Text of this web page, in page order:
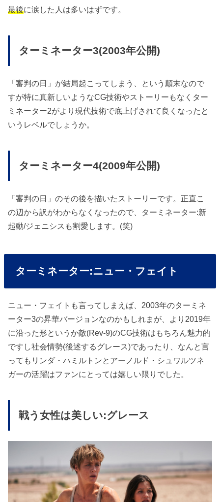
最後に涙した人は多いはずです。
ターミネーター3(2003年公開)
「審判の日」が結局起こってしまう、という顛末なので
すが特に真新しいようなCG技術やストーリーもなくター
ミネーター2がより現代技術で底上げされて良くなったと
いうレベルでしょうか。
ターミネーター4(2009年公開)
「審判の日」のその後を描いたストーリーです。正直こ
の辺から訳がわからなくなったので、ターミネーター:新
起動/ジェニシスも割愛します。(笑)
ターミネーター:ニュー・フェイト
ニュー・フェイトも言ってしまえば、2003年のターミネ
ーター3の昇華バージョンなのかもしれまが、より2019年
に沿った形というか敵(Rev-9)のCG技術はもちろん魅力的
ですし社会情勢(後述するグレース)であったり、なんと言
ってもリンダ・ハミルトンとアーノルド・シュワルツネ
ガーの活躍はファンにとっては嬉しい限りでした。
戦う女性は美しい:グレース